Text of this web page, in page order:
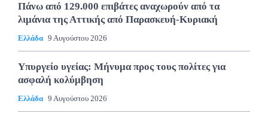
Πάνω από 129.000 επιβάτες αναχωρούν από τα
λιμάνια της Αττικής από Παρασκευή-Κυριακή
Ελλάδα 9 Αυγούστου 2026
Υπυργείο υγείας: Μήνυμα προς τους πολίτες για
ασφαλή κολύμβηση
Ελλάδα 9 Αυγούστου 2026